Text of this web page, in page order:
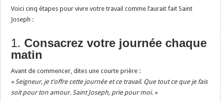
Voici cinq étapes pour vivre votre travail comme l’aurait fait Saint
Joseph :
1. Consacrez votre journée chaque
matin
Avant de commencer, dites une courte prière :
« Seigneur, je t’offre cette journée et ce travail. Que tout ce que je fais
soit pour ton amour. Saint Joseph, prie pour moi. »